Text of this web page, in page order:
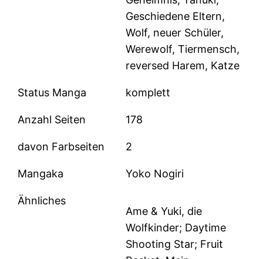
Geschiedene Eltern,
Wolf, neuer Schüler,
Werewolf, Tiermensch,
reversed Harem, Katze
Status Manga komplett
Anzahl Seiten 178
davon Farbseiten 2
Mangaka Yoko Nogiri
Ähnliches
Ame & Yuki, die
Wolfkinder; Daytime
Shooting Star; Fruit